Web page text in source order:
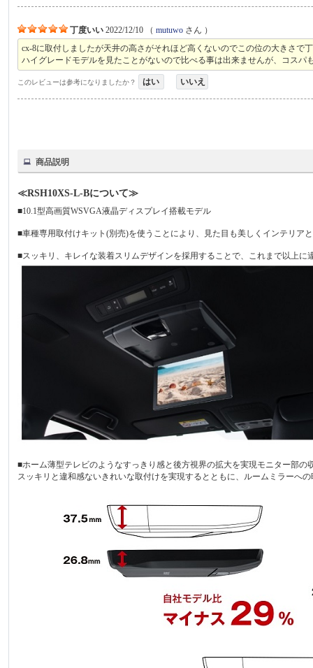
丁度いい 2022/12/10 （mutuwo さん ）
cx-8に取付しましたが天井の高さがそれほど高くないのでこの位の大きさで
ハイグレードモデルを見たことがないので比べる事は出来ませんが、コスパ
このレビューは参考になりましたか？ はい いいえ
商品説明
≪RSH10XS-L-Bについて≫
■10.1型高画質WSVGA液晶ディスプレイ搭載モデル
■車種専用取付けキット(別売)を使うことにより、見た目も美しくインテリア
■スッキリ、キレイな装着スリムデザインを採用することで、これまで以上に
■ホーム薄型テレビのようなすっきり感と後方視界の拡大を実現モニター部の
スッキリと違和感ないきれいな取付けを実現するとともに、ルームミラーへ